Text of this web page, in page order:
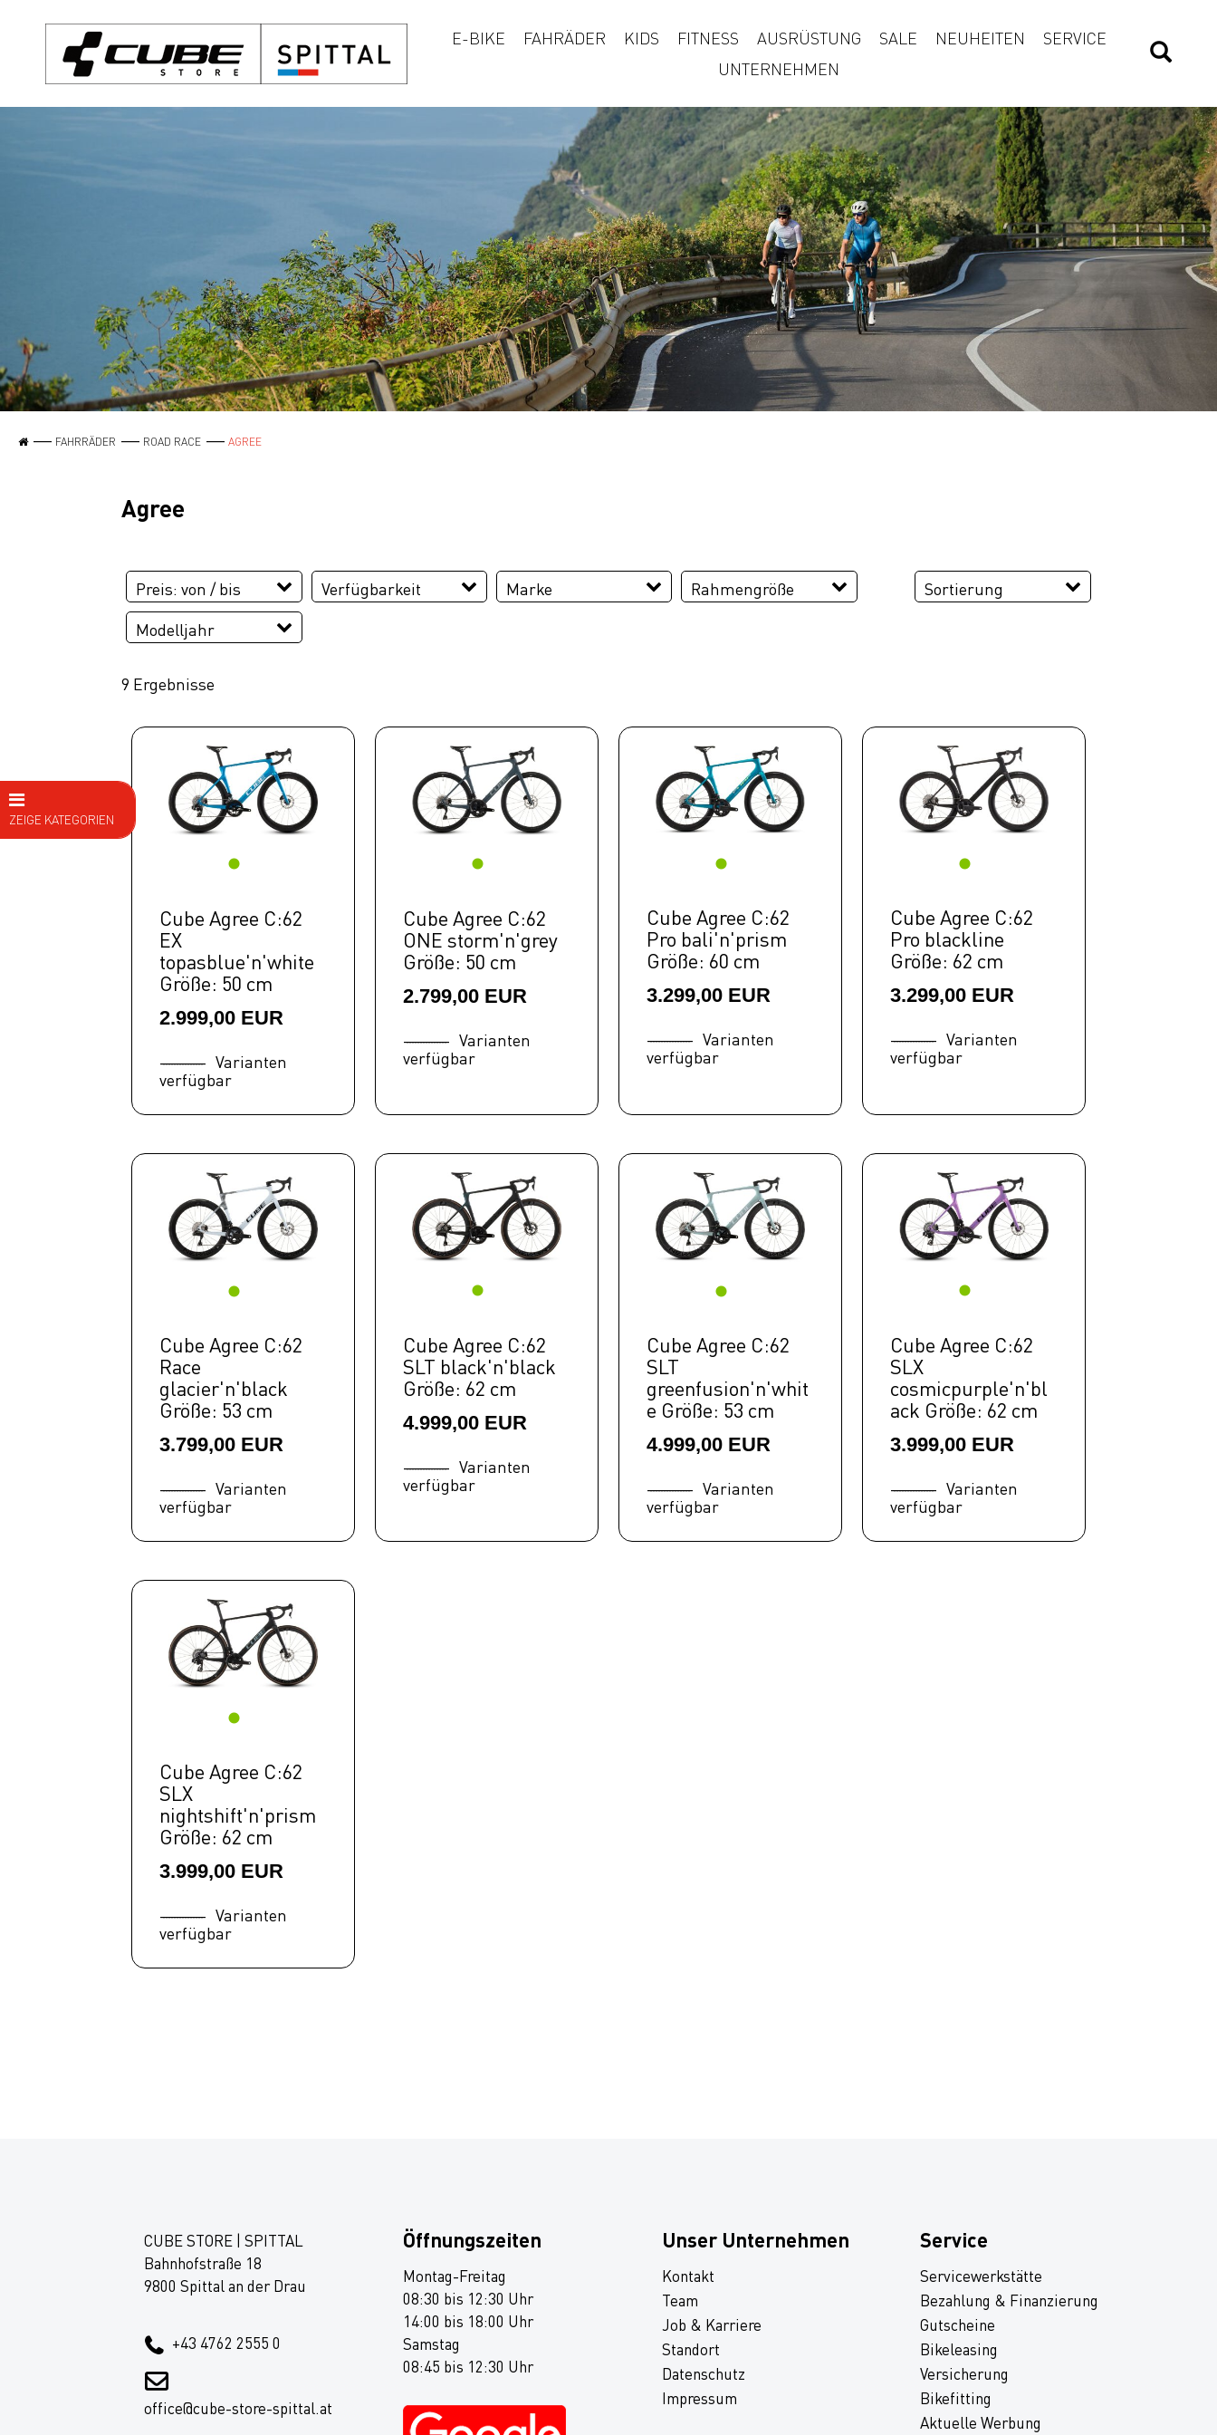
E-BIKE FAHRÄDER KIDS FITNESS AUSRÜSTUNG SALE NEUHEITEN
SERVICE
UNTERNEHMEN
FAHRRÄDER ROAD RACE AGREE
ZEIGE KATEGORIEN
Agree
Sortierung
Preis: von / bis Verfügbarkeit Marke Rahmengröße
62 cm
Modelljahr
9 Ergebnisse
Cube Agree C:62
EX
topasblue'n'white
Größe: 50 cm
2.999,00 EUR
Varianten
verfügbar
Cube Agree C:62
ONE storm'n'grey
Größe: 50 cm
2.799,00 EUR
Varianten
verfügbar
Cube Agree C:62
Pro bali'n'prism
Größe: 60 cm
3.299,00 EUR
Varianten
verfügbar
Cube Agree C:62
Pro blackline
Größe: 62 cm
3.299,00 EUR
Varianten
verfügbar
Cube Agree C:62
Race
glacier'n'black
Größe: 53 cm
3.799,00 EUR
Varianten
verfügbar
Cube Agree C:62
SLT black'n'black
Größe: 62 cm
4.999,00 EUR
Varianten
verfügbar
Cube Agree C:62
SLT
greenfusion'n'whit
e Größe: 53 cm
4.999,00 EUR
Varianten
verfügbar
Cube Agree C:62
SLX
cosmicpurple'n'bl
ack Größe: 62 cm
3.999,00 EUR
Varianten
verfügbar
Cube Agree C:62
SLX
nightshift'n'prism
Größe: 62 cm
3.999,00 EUR
Varianten
verfügbar
CUBE STORE | SPITTAL
Bahnhofstraße 18
9800 Spittal an der Drau
+43 4762 2555 0
office@cube-store-spittal.at
Öffnungszeiten
Montag-Freitag
08:30 bis 12:30 Uhr
14:00 bis 18:00 Uhr
Samstag
08:45 bis 12:30 Uhr
Unser Unternehmen
Kontakt
Team
Job & Karriere
Standort
Datenschutz
Impressum
Service
Servicewerkstätte
Bezahlung & Finanzierung
Gutscheine
Bikeleasing
Versicherung
Bikefitting
Aktuelle Werbung